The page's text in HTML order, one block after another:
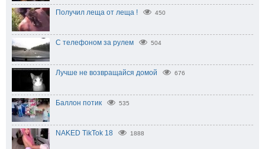
Получил леща от леща ! 450
С телефоном за рулем 504
Лучше не возвращайся домой 676
Баллон потик 535
NAKED TikTok 18 1888